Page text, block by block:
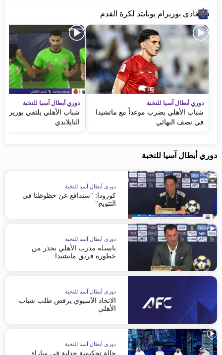
نادي بوريرام يونايتد لكرة القدم
دوري أبطال آسيا للنخبة
شباب الأهلي يضرب موعداً مع ماتشيدا
في نصف النهائي
دوري أبطال آسيا للنخبة
شباب الأهلي يلتقي بوريرام
التايلاندي
دوري أبطال آسيا للنخبة
دوري أبطال آسيا للنخبة
كورودا: "سندافع عن حظوظنا في
التتويج"
دوري أبطال آسيا للنخبة
يايسله مدرب الأهلي يحذر من
خطورة فريق ماتشيدا
دوري أبطال آسيا للنخبة
الاتحاد الآسيوي يرفض طلب شباب
الأهلي
دوري أبطال آسيا للنخبة
حالة تحكيمية جدلية في مباراة